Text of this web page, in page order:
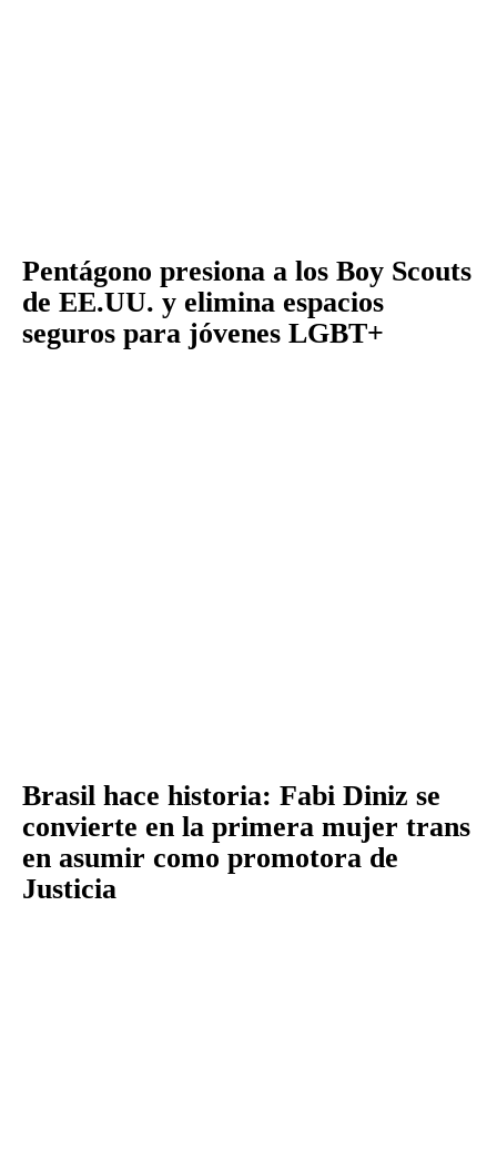
Pentágono presiona a los Boy Scouts
de EE.UU. y elimina espacios
seguros para jóvenes LGBT+
Brasil hace historia: Fabi Diniz se
convierte en la primera mujer trans
en asumir como promotora de
Justicia